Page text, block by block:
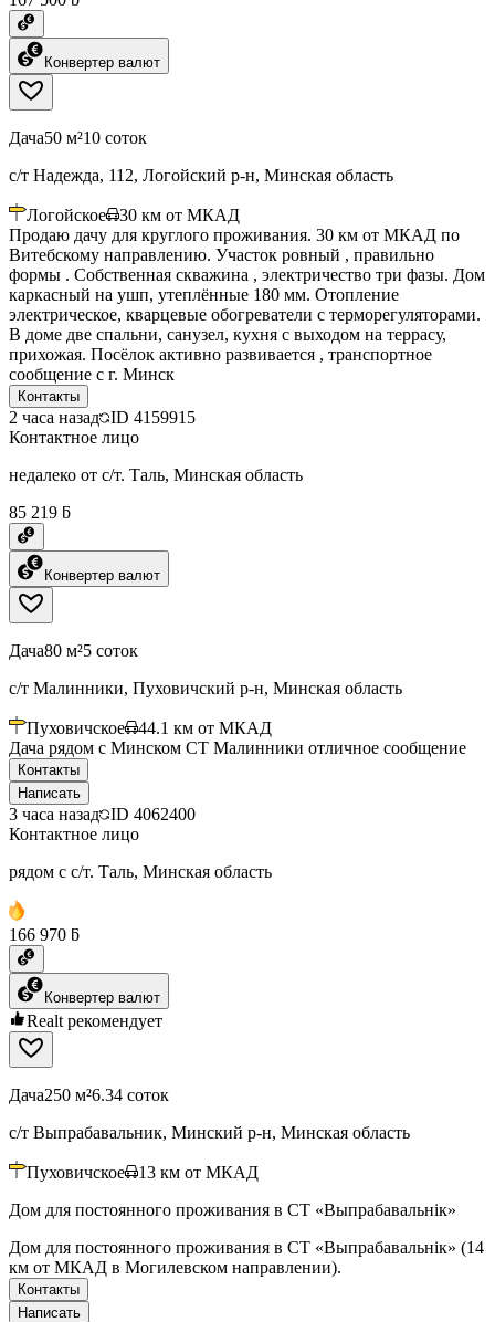
Конвертер валют
Дача50 м²10 соток
с/т Надежда, 112, Логойский р-н, Минская область
Логойское 30 км от МКАД
Продаю дачу для круглого проживания. 30 км от МКАД по
Витебскому направлению. Участок ровный , правильно
формы . Собственная скважина , электричество три фазы. Дом
каркасный на ушп, утеплённые 180 мм. Отопление
электрическое, кварцевые обогреватели с терморегуляторами.
В доме две спальни, санузел, кухня с выходом на террасу,
прихожая. Посёлок активно развивается , транспортное
сообщение с г. Минск
Контакты
2 часа назад ID 4159915
Контактное лицо
недалеко от с/т. Таль, Минская область
85 219 ƃ
Конвертер валют
Дача80 м²5 соток
с/т Малинники, Пуховичский р-н, Минская область
Пуховичское 44.1 км от МКАД
Дача рядом с Минском СТ Малинники отличное сообщение
Контакты
Написать
3 часа назад ID 4062400
Контактное лицо
рядом с с/т. Таль, Минская область
166 970 ƃ
Конвертер валют
Realt рекомендует
Дача250 м²6.34 соток
с/т Выпрабавальник, Минский р-н, Минская область
Пуховичское 13 км от МКАД
Дом для постоянного проживания в СТ «Выпрабавальнiк»
Дом для постоянного проживания в СТ «Выпрабавальнiк» (14
км от МКАД в Могилевском направлении).
Контакты
Написать